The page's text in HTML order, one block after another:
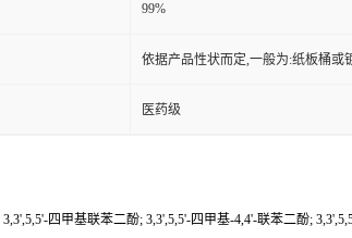
99%
依据产品性状而定,一般为:纸板桶或
医药级
四甲基联苯二酚; 3,3',5,5'-四甲基-4,4'-联苯二酚;